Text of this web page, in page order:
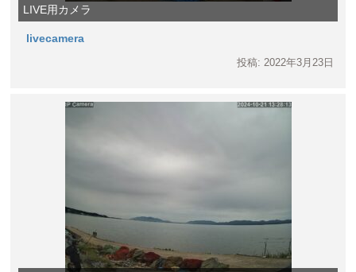
LIVE用カメラ
livecamera
投稿: 2022年3月23日